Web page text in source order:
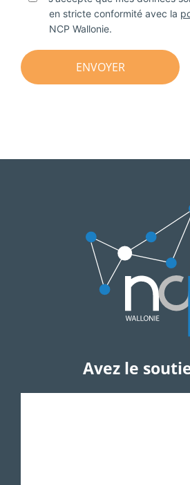
en stricte conformité avec la
NCP Wallonie.
Avez le